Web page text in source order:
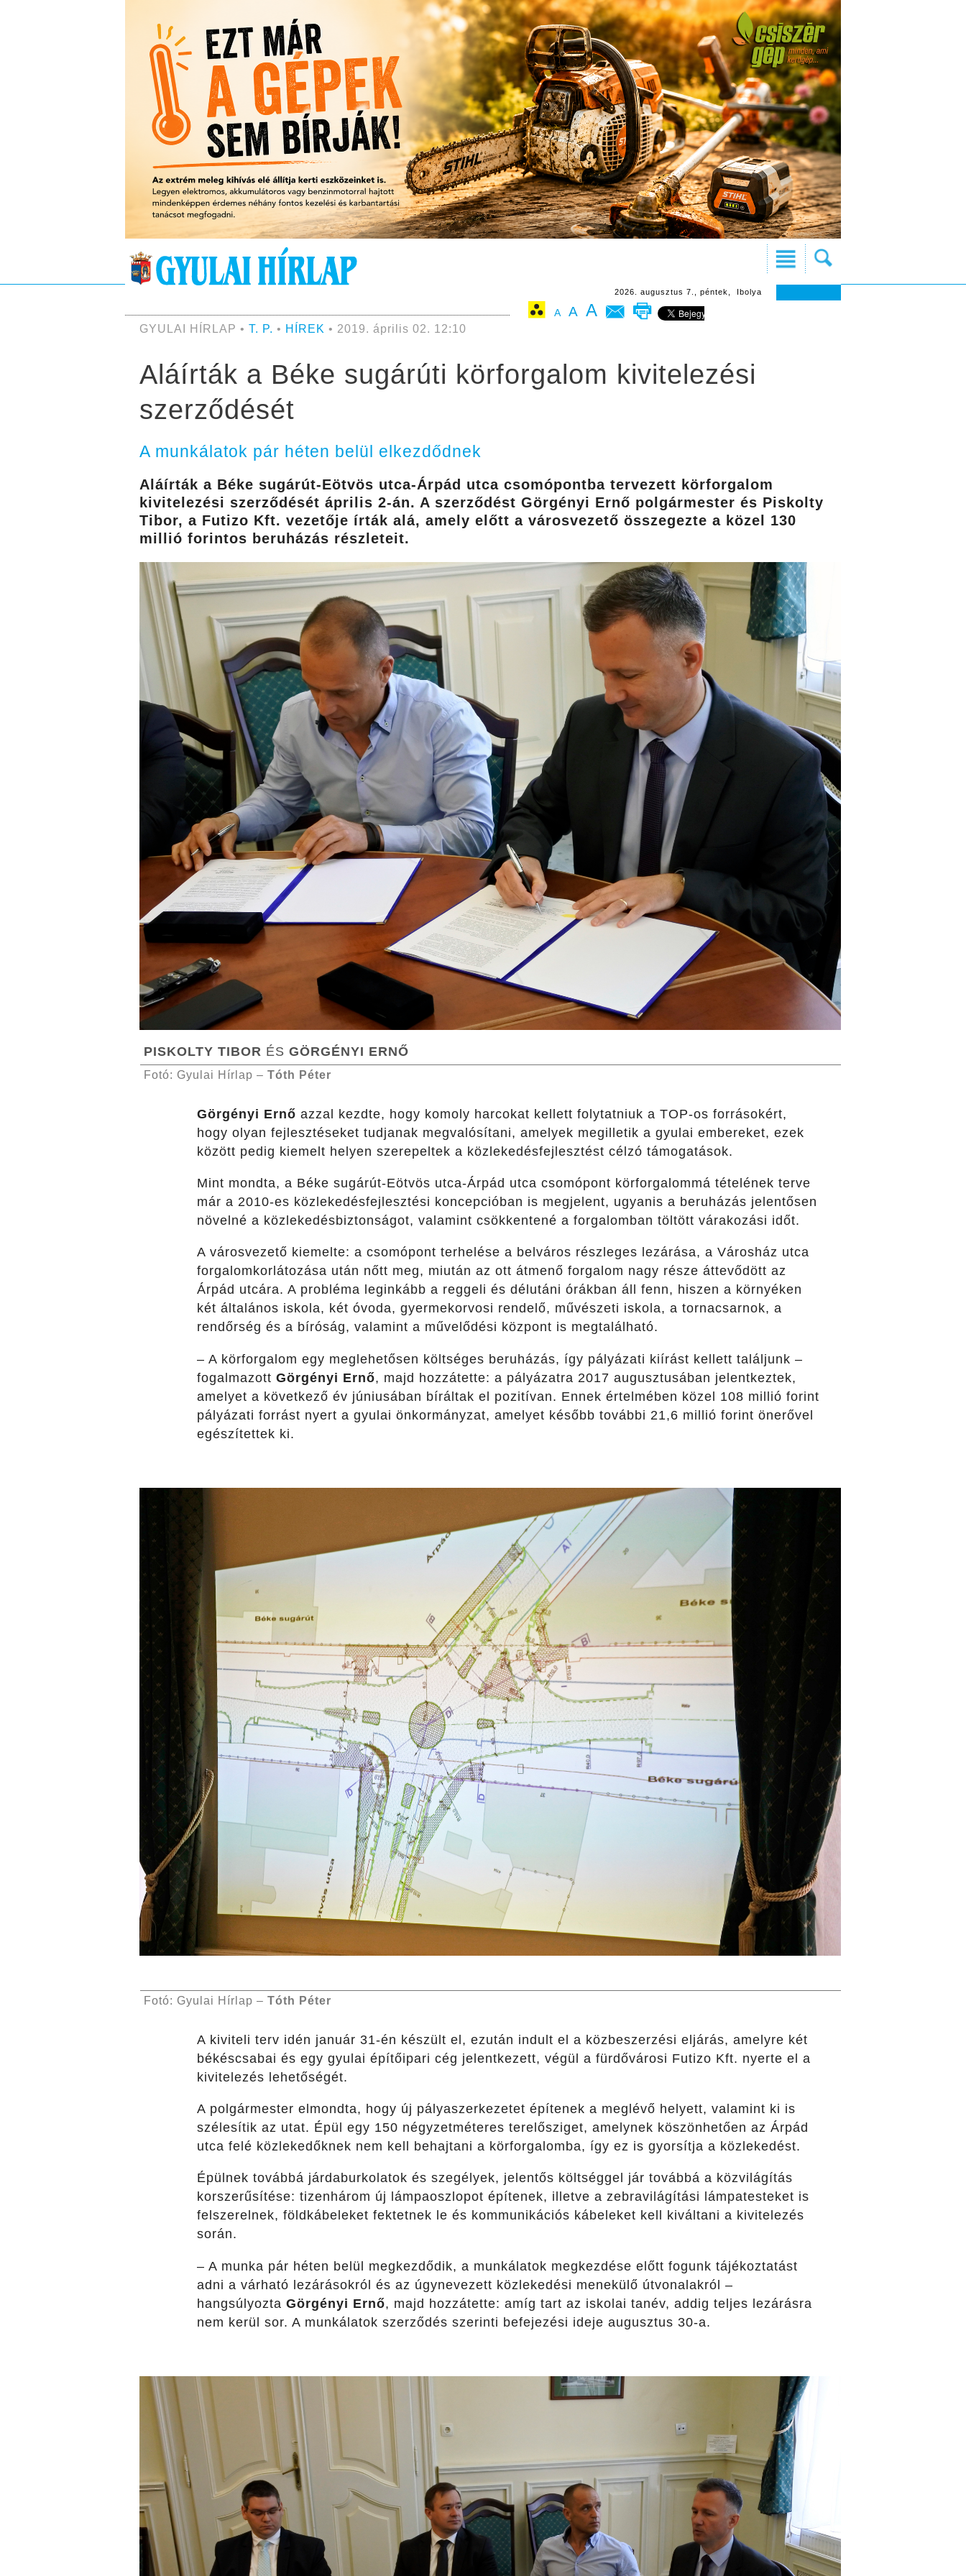
2026. augusztus 7., péntek, Ibolya
A A A
GYULAI HÍRLAP • T. P. • HÍREK • 2019. április 02. 12:10
Aláírták a Béke sugárúti körforgalom kivitelezési
szerződését
A munkálatok pár héten belül elkezdődnek
Aláírták a Béke sugárút-Eötvös utca-Árpád utca csomópontba tervezett körforgalom
kivitelezési szerződését április 2-án. A szerződést Görgényi Ernő polgármester és Piskolty
Tibor, a Futizo Kft. vezetője írták alá, amely előtt a városvezető összegezte a közel 130
millió forintos beruházás részleteit.
PISKOLTY TIBOR ÉS GÖRGÉNYI ERNŐ
Fotó: Gyulai Hírlap – Tóth Péter
Görgényi Ernő azzal kezdte, hogy komoly harcokat kellett folytatniuk a TOP-os forrásokért,
hogy olyan fejlesztéseket tudjanak megvalósítani, amelyek megilletik a gyulai embereket, ezek
között pedig kiemelt helyen szerepeltek a közlekedésfejlesztést célzó támogatások.
Mint mondta, a Béke sugárút-Eötvös utca-Árpád utca csomópont körforgalommá tételének terve
már a 2010-es közlekedésfejlesztési koncepcióban is megjelent, ugyanis a beruházás jelentősen
növelné a közlekedésbiztonságot, valamint csökkentené a forgalomban töltött várakozási időt.
A városvezető kiemelte: a csomópont terhelése a belváros részleges lezárása, a Városház utca
forgalomkorlátozása után nőtt meg, miután az ott átmenő forgalom nagy része áttevődött az
Árpád utcára. A probléma leginkább a reggeli és délutáni órákban áll fenn, hiszen a környéken
két általános iskola, két óvoda, gyermekorvosi rendelő, művészeti iskola, a tornacsarnok, a
rendőrség és a bíróság, valamint a művelődési központ is megtalálható.
– A körforgalom egy meglehetősen költséges beruházás, így pályázati kiírást kellett találjunk –
fogalmazott Görgényi Ernő, majd hozzátette: a pályázatra 2017 augusztusában jelentkeztek,
amelyet a következő év júniusában bíráltak el pozitívan. Ennek értelmében közel 108 millió forint
pályázati forrást nyert a gyulai önkormányzat, amelyet később további 21,6 millió forint önerővel
egészítettek ki.
Fotó: Gyulai Hírlap – Tóth Péter
A kiviteli terv idén január 31-én készült el, ezután indult el a közbeszerzési eljárás, amelyre két
békéscsabai és egy gyulai építőipari cég jelentkezett, végül a fürdővárosi Futizo Kft. nyerte el a
kivitelezés lehetőségét.
A polgármester elmondta, hogy új pályaszerkezetet építenek a meglévő helyett, valamint ki is
szélesítik az utat. Épül egy 150 négyzetméteres terelősziget, amelynek köszönhetően az Árpád
utca felé közlekedőknek nem kell behajtani a körforgalomba, így ez is gyorsítja a közlekedést.
Épülnek továbbá járdaburkolatok és szegélyek, jelentős költséggel jár továbbá a közvilágítás
korszerűsítése: tizenhárom új lámpaoszlopot építenek, illetve a zebravilágítási lámpatesteket is
felszerelnek, földkábeleket fektetnek le és kommunikációs kábeleket kell kiváltani a kivitelezés
során.
– A munka pár héten belül megkezdődik, a munkálatok megkezdése előtt fogunk tájékoztatást
adni a várható lezárásokról és az úgynevezett közlekedési menekülő útvonalakról –
hangsúlyozta Görgényi Ernő, majd hozzátette: amíg tart az iskolai tanév, addig teljes lezárásra
nem kerül sor. A munkálatok szerződés szerinti befejezési ideje augusztus 30-a.